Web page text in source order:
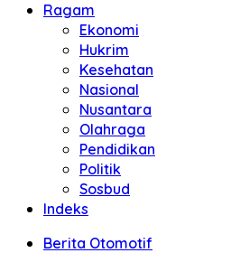
Ragam
Ekonomi
Hukrim
Kesehatan
Nasional
Nusantara
Olahraga
Pendidikan
Politik
Sosbud
Indeks
Berita Otomotif